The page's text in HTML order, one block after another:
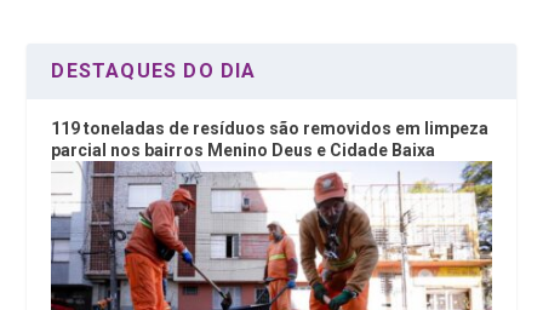
DESTAQUES DO DIA
119 toneladas de resíduos são removidos em limpeza
parcial nos bairros Menino Deus e Cidade Baixa